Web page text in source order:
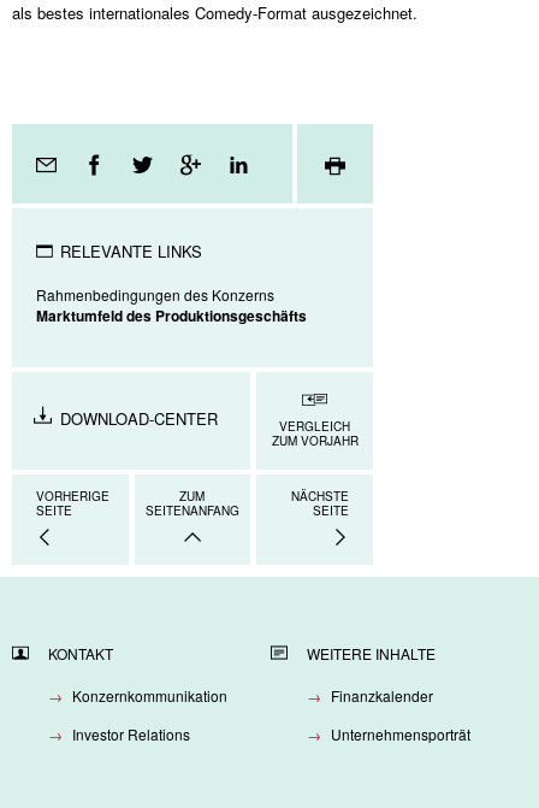
als bestes internationales Comedy-Format ausgezeichnet.
RELEVANTE LINKS
Rahmenbedingungen des Konzerns
Marktumfeld des Produktionsgeschäfts
DOWNLOAD-CENTER
VERGLEICH
ZUM VORJAHR
VORHERIGE
SEITE
ZUM
SEITENANFANG
NÄCHSTE
SEITE
KONTAKT
Konzernkommunikation
Investor Relations
WEITERE INHALTE
Finanzkalender
Unternehmensporträt